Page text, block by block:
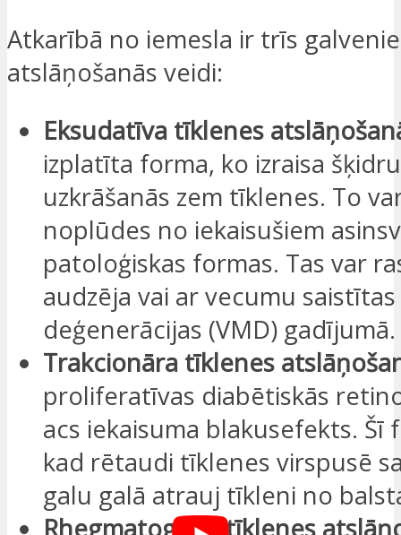
Atkarībā no iemesla ir trīs
atslāņošanās veidi:
Eksudatīva tīklenes
izplatīta forma, ko izraisa
uzkrāšanās zem tīklenes. To
noplūdes no iekaisušiem
patoloģiskas formas. Tas var
audzēja vai ar vecumu
deģenerācijas (VMD) gadījumā.
Trakcionāra tīklenes
proliferatīvas diabētiskās
acs iekaisuma blakusefekts. Šī
kad rētaudi tīklenes virspusē
galu galā atrauj tīkleni no
Rhegmatogēna tīklenes